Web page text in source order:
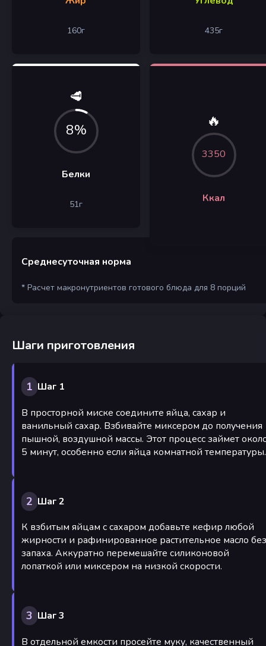
160г 435г
🥩
8%
Белки
51г
🔥
3350
Ккал
Среднесуточная норма
* Расчет макронутриентов готового блюда для 8 порций
Шаги приготовления
1 Шаг 1
В просторной миске соедините яйца, сахар и
ванильный сахар. Взбивайте миксером до получения
пышной, воздушной массы. Этот процесс займет
5 минут, особенно если яйца комнатной температуры.
2 Шаг 2
К взбитым яйцам с сахаром добавьте кефир любой
жирности и рафинированное растительное масло без
запаха. Аккуратно перемешайте силиконовой
лопаткой или миксером на низкой скорости.
3 Шаг 3
В отдельной емкости просейте муку, качественный